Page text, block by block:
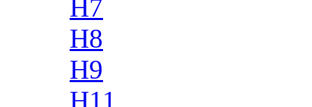
H7
H8
H9
H11